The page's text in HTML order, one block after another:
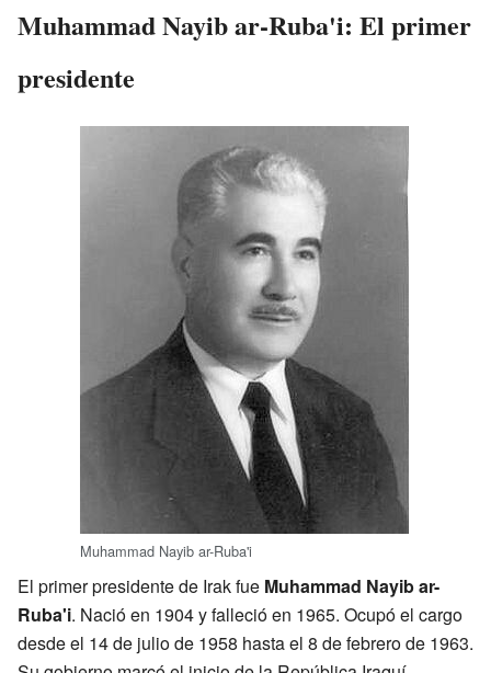
Muhammad Nayib ar-Ruba'i: El primer
presidente
Muhammad Nayib ar-Ruba'i
El primer presidente de Irak fue Muhammad Nayib ar-
Ruba'i. Nació en 1904 y falleció en 1965. Ocupó el cargo
desde el 14 de julio de 1958 hasta el 8 de febrero de 1963.